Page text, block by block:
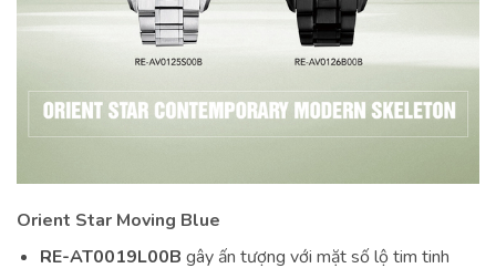
Orient Star Moving Blue
RE-AT0019L00B gây ấn tượng với mặt số lộ tim tinh